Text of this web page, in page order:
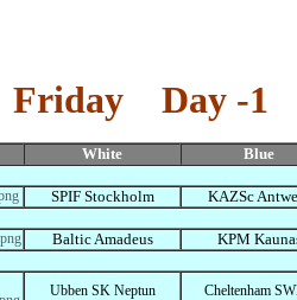
Friday Day -1
White
Blue
SPIF Stockholm
KAZSc
Baltic Amadeus
KPM
Ubben SK Neptun Cheltenham